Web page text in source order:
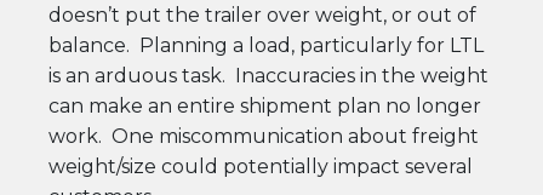
doesn’t put the trailer over weight, or out of
balance. Planning a load, particularly for LTL
is an arduous task. Inaccuracies in the weight
can make an entire shipment plan no longer
work. One miscommunication about freight
weight/size could potentially impact several